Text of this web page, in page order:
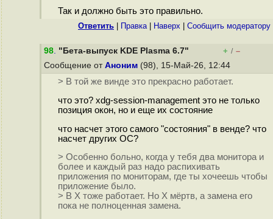
Так и должно быть это правильно.
Ответить Правка| Наверх Cообщить модератору
98. "Бета-выпуск KDE Plasma 6.7" + / –
Сообщение от Аноним (98), 15-Май-26, 12:44
> В той же винде это прекрасно работает.
что это? xdg-session-management это не только
позиция окон, но и еще их состояние
что насчет этого самого "состояния" в венде? что
насчет других ОС?
> Особенно больно, когда у тебя два монитора и
более и каждый раз надо распихивать
приложения по мониторам, где ты хочеешь чтобы
приложение было.
> В Х тоже работает. Но Х мёртв, а замена его
пока не полноценная замена.